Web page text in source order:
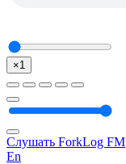
×1
Слушать ForkLog FM
En